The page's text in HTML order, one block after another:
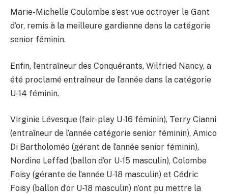
Marie-Michelle Coulombe s’est vue octroyer le Gant
d’or, remis à la meilleure gardienne dans la catégorie
senior féminin.
Enfin, l’entraîneur des Conquérants, Wilfried Nancy, a
été proclamé entraîneur de l’année dans la catégorie
U-14 féminin.
Virginie Lévesque (fair-play U-16 féminin), Terry Cianni
(entraîneur de l’année catégorie senior féminin), Amico
Di Bartholoméo (gérant de l’année senior féminin),
Nordine Leffad (ballon d’or U-15 masculin), Colombe
Foisy (gérante de l’année U-18 masculin) et Cédric
Foisy (ballon d’or U-18 masculin) n’ont pu mettre la